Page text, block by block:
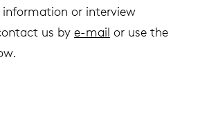
or interview
us by e-mail or use the